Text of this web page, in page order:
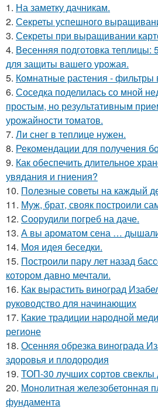
1. На заметку дачникам.
2. Секреты успешного
3. Секреты при выращивании
4. Весенняя подготовка теплицы:
для защиты вашего урожая.
5. Комнатные растения - фильтры
6. Соседка поделилась со мной
простым, но результативным
урожайности томатов.
7. Ли снег в теплице нужен.
8. Рекомендации для получения
9. Как обеспечить длительное
увядания и гниения?
10. Полезные советы на каждый
11. Муж, брат, свояк построили
12. Соорудили погреб на даче.
13. А вы ароматом сена …
14. Моя идея беседки.
15. Построили пару лет назад
котором давно мечтали.
16. Как вырастить виноград
руководство для начинающих
17. Какие традиции народной
регионе
18. Осенняя обрезка винограда
здоровья и плодородия
19. ТОП-30 лучших сортов свеклы
20. Монолитная железобетонная
фундамента